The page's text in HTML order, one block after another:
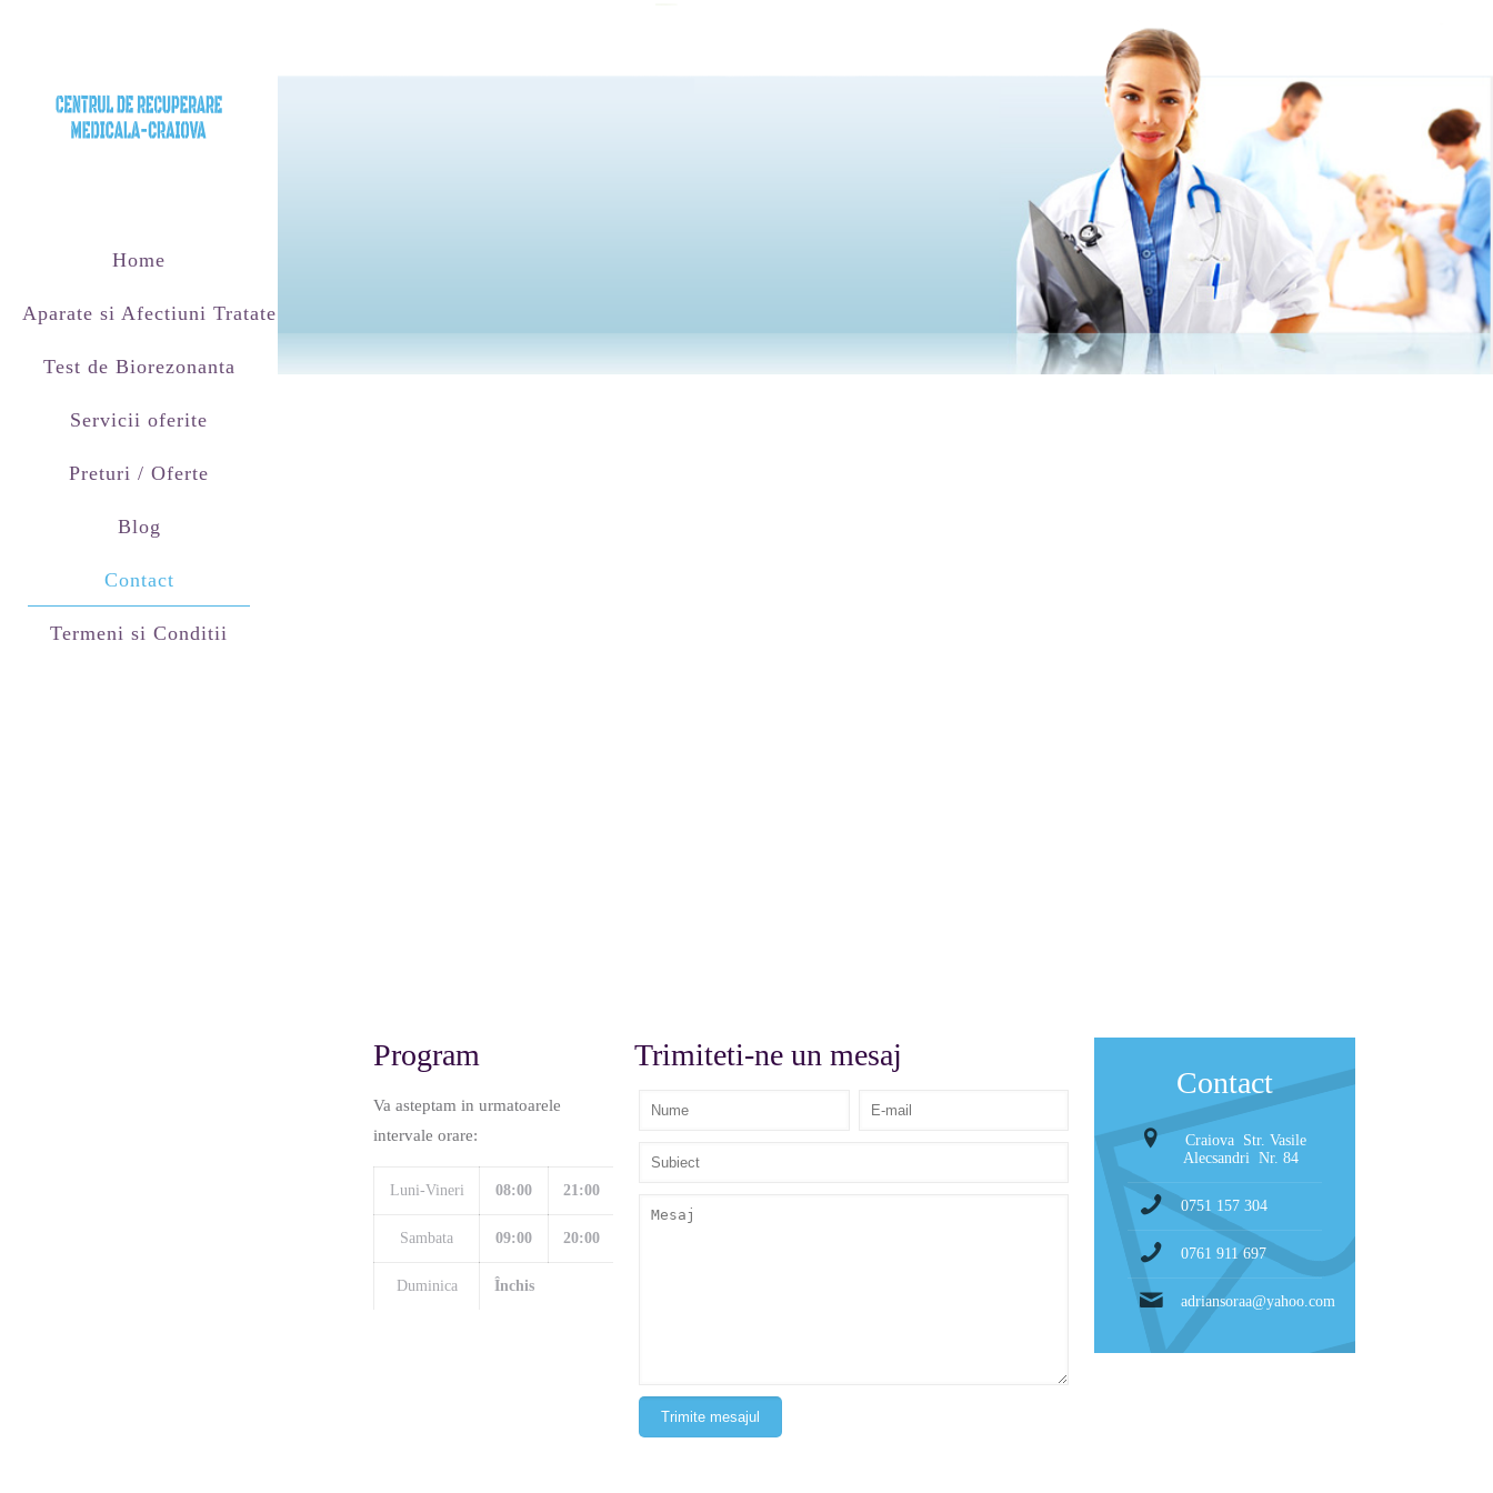
Home
Aparate si Afectiuni Tratate
Test de Biorezonanta
Servicii oferite
Preturi / Oferte
Blog
Contact
Termeni si Conditii
Program
Va asteptam in urmatoarele
intervale orare:
Luni-Vineri 08:00 21:00
Sambata 09:00 20:00
Duminica Închis
Trimiteti-ne un mesaj
Contact
Craiova Str. Vasile
Alecsandri Nr. 84
0751 157 304
0761 911 697
adriansoraa@yahoo.com